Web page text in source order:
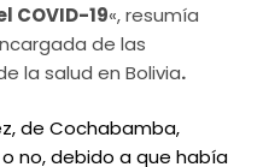
COVID-19«, resumía
de las
la salud en Bolivia.